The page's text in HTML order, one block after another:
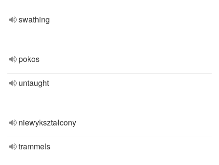
swathing
pokos
untaught
niewykształcony
trammels